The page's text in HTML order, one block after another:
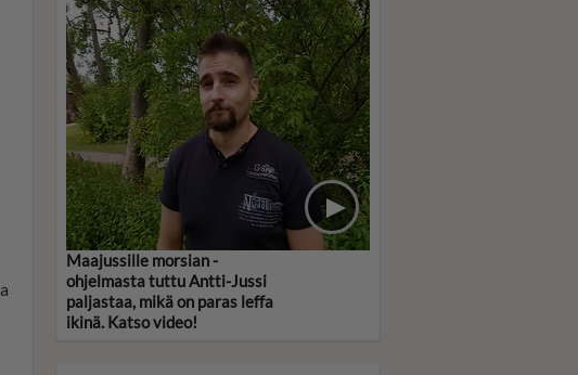
Maajussille morsian -
ohjelmasta tuttu Antti-Jussi
paljastaa, mikä on paras leffa
ikinä. Katso video!